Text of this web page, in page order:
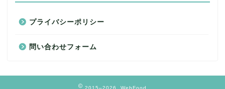
プライバシーポリシー
問い合わせフォーム
2015–2026 WebFood